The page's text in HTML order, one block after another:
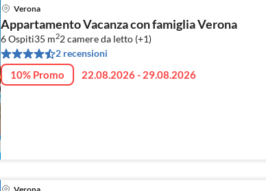
Verona
Appartamento Vacanza con famiglia Verona
6 Ospiti35 m22camere da letto (+1)
2 recensioni
10% Promo 22.08.2026 - 29.08.2026